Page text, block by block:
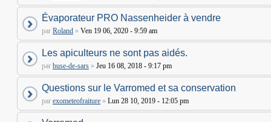
Évaporateur PRO Nassenheider à vendre
par Roland » Ven 19 06, 2020 - 9:59 am
Les apiculteurs ne sont pas aidés.
par buse-de-sars » Jeu 16 08, 2018 - 9:17 pm
Questions sur le Varromed et sa conservation
par exometeofraiture » Lun 28 10, 2019 - 12:05 pm